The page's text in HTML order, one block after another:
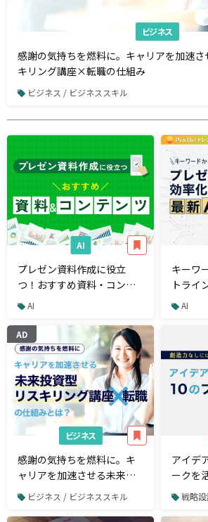
ビジネス
感謝の気持ちを燃料に。キャリアを加速さ
キリング講座×転職の仕組み
ビジネス / ビジネススキル
AI
プレゼン資料作成に役立
つ！おすすめ資料・コンテ
ンツまとめ
AI
キーワ
トライ
資料の
AI
AD
ビジネス
感謝の気持ちを燃料に。キ
ャリアを加速させる未来投
資型リスキリング講座×転
職の仕組み
ビジネス / ビジネススキル
アイデ
ークを
産！AI
造力の
戦略設